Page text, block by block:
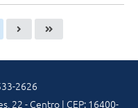
2626
22 - Centro | CEP: 16400-